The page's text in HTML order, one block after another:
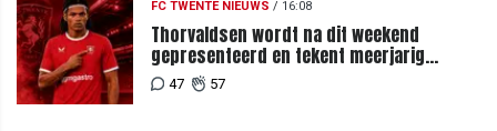
FC TWENTE NIEUWS / 16:08
Thorvaldsen wordt na dit weekend
gepresenteerd en tekent meerjarig
contract bij FC Twente
47 57